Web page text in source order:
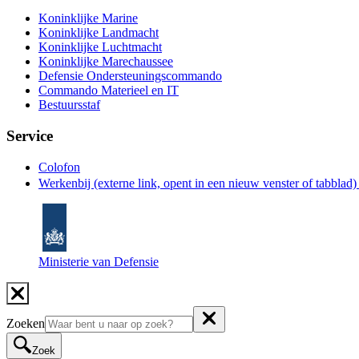
Koninklijke Marine
Koninklijke Landmacht
Koninklijke Luchtmacht
Koninklijke Marechaussee
Defensie Ondersteuningscommando
Commando Materieel en IT
Bestuursstaf
Service
Colofon
Werkenbij (externe link, opent in een nieuw venster of tabblad)
Ministerie van Defensie
Zoeken
Zoek